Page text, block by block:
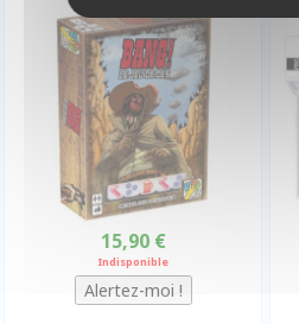
15,90 €
Indisponible